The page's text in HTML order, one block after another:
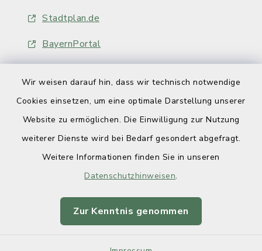
Wir weisen darauf hin, dass wir technisch notwendige
Cookies einsetzen, um eine optimale Darstellung unserer
Website zu ermöglichen. Die Einwilligung zur Nutzung
weiterer Dienste wird bei Bedarf gesondert abgefragt.
Weitere Informationen finden Sie in unseren
Datenschutzhinweisen.
Zur Kenntnis genommen
Stadtplan.de
BayernPortal
Barrierefreiheit
Impressum